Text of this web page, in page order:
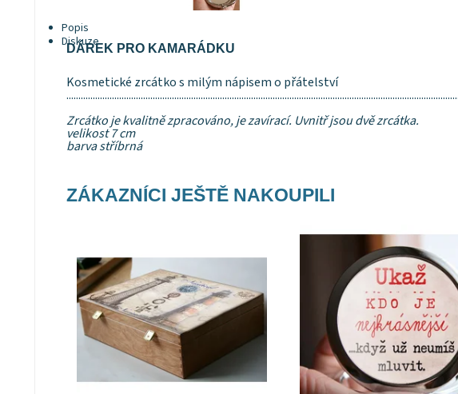
Popis
Diskuze
DÁREK PRO KAMARÁDKU
Kosmetické zrcátko s milým nápisem o přátelství
Zrcátko je kvalitně zpracováno, je zavírací. Uvnitř jsou dvě zrcátka.
velikost 7 cm
barva stříbrná
ZÁKAZNÍCI JEŠTĚ NAKOUPILI